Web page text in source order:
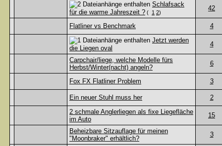
Schlafsack
für die warme Jahreszeit ? ( 1 2)
42
Flatliner vs Benchmark
4
Jetzt werden
die Liegen oval
4
Carpchair/liege, welche Modelle fürs
Herbst/Winter(nacht) angeln?
6
Fox FX Flatliner Problem 3
Ein neuer Stuhl muss her
2
2 schmale Anglerliegen als fixe Liegefläche
im Auto
15
Beheizbare Sitzauflage für meinen
"Moonbraker" erhältlich?
3